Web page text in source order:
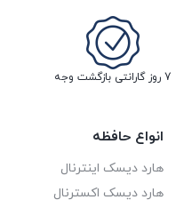
7 روز گارانتی بازگشت وجه
انواع حافظه
هارد دیسک اینترنال
هارد دیسک اکسترنال